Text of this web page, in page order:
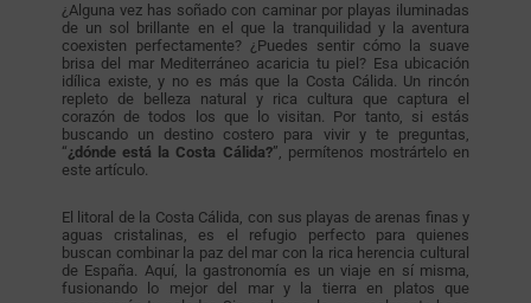
¿Alguna vez has soñado con caminar por playas iluminadas
de un sol brillante en el que la tranquilidad y la aventura
coexisten perfectamente? ¿Puedes sentir cómo la suave
brisa del mar Mediterráneo acaricia tu piel? Esa ubicación
idílica existe, y no es más que la Costa Cálida. Un rincón
repleto de belleza natural y rica cultura que captura el
corazón de todos los que lo visitan. Por tanto, si estás
buscando un destino costero para vivir y te preguntas,
“¿dónde está la Costa Cálida?”, permítenos mostrártelo en
este artículo.
El litoral de la Costa Cálida, con sus playas de arenas finas y
aguas cristalinas, es el refugio perfecto para quienes
buscan combinar la paz del mar con la rica herencia cultural
de España. Aquí, la gastronomía es un viaje en sí misma,
fusionando lo mejor del mar y la tierra en platos que